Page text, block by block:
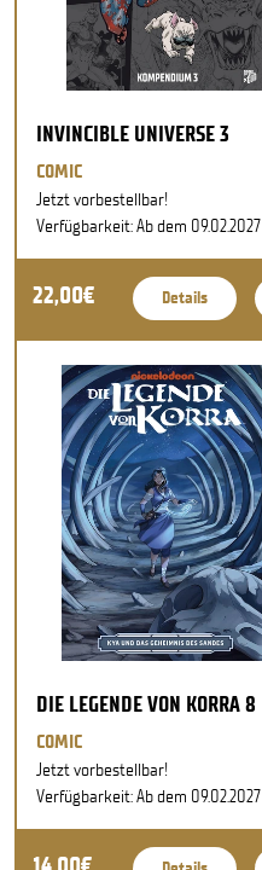
INVINCIBLE UNIVERSE 3
COMIC
Jetzt vorbestellbar!
Verfügbarkeit: Ab dem 09.02.2027
22,00€ Details
DIE LEGENDE VON KORRA 8
COMIC
Jetzt vorbestellbar!
Verfügbarkeit: Ab dem 09.02.2027